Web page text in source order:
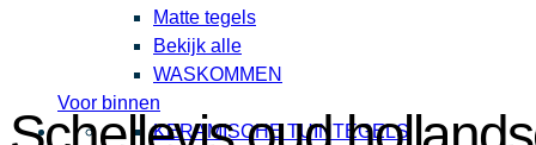
Matte tegels
Bekijk alle
WASKOMMEN
Voor binnen
KERAMISCHE TUINTEGELS